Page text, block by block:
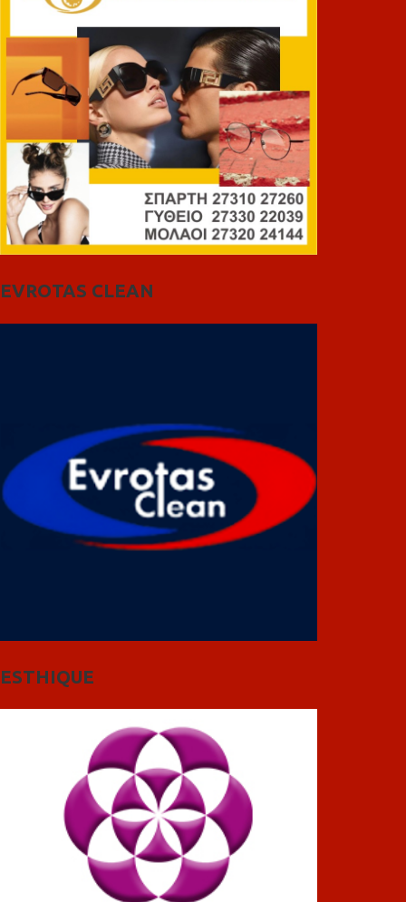
EVROTAS CLEAN
ESTHIQUE